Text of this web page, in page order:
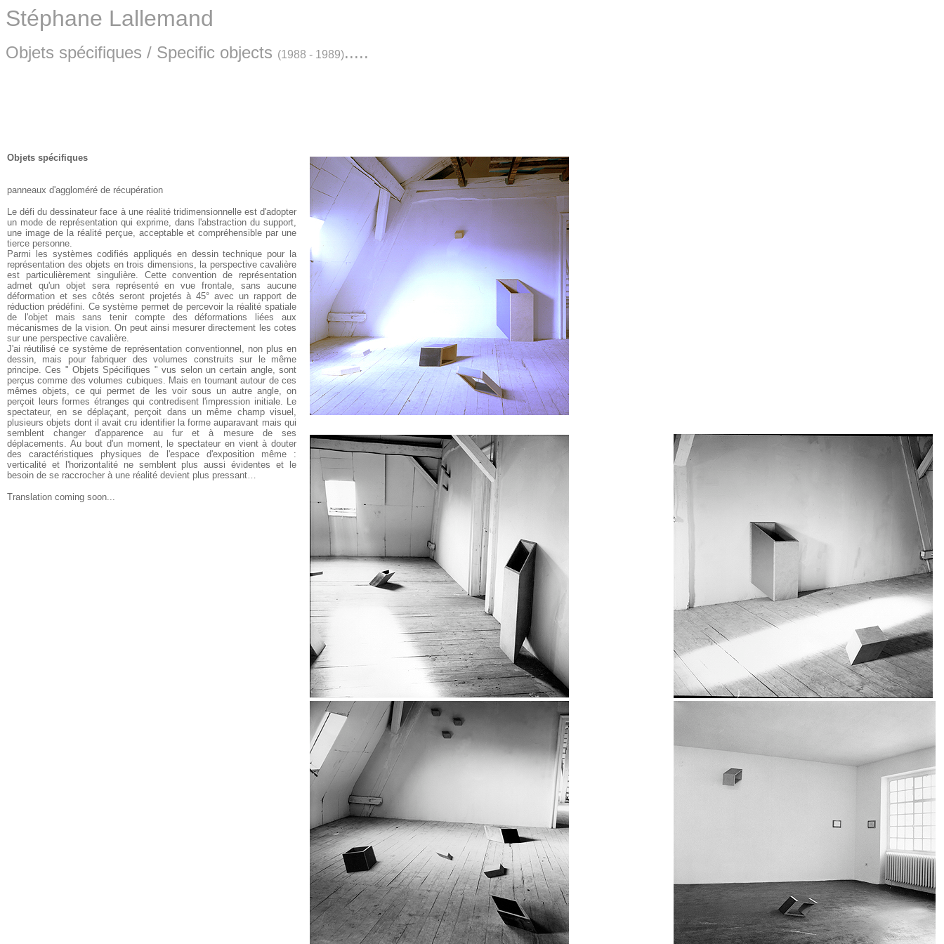
Objets spécifiques
panneaux d'aggloméré de récupération
Le défi du dessinateur face à une réalité tridimensionnelle est d'adopter
un mode de représentation qui exprime, dans l'abstraction du support,
une image de la réalité perçue, acceptable et compréhensible par une
tierce personne.
Parmi les systèmes codifiés appliqués en dessin technique pour la
représentation des objets en trois dimensions, la perspective cavalière
est particulièrement singulière. Cette convention de représentation
admet qu'un objet sera représenté en vue frontale, sans aucune
déformation et ses côtés seront projetés à 45° avec un rapport de
réduction prédéfini. Ce système permet de percevoir la réalité spatiale
de l'objet mais sans tenir compte des déformations liées aux
mécanismes de la vision. On peut ainsi mesurer directement les cotes
sur une perspective cavalière.
J'ai réutilisé ce système de représentation conventionnel, non plus en
dessin, mais pour fabriquer des volumes construits sur le même
principe. Ces " Objets Spécifiques " vus selon un certain angle, sont
perçus comme des volumes cubiques. Mais en tournant autour de ces
mêmes objets, ce qui permet de les voir sous un autre angle, on
perçoit leurs formes étranges qui contredisent l'impression initiale. Le
spectateur, en se déplaçant, perçoit dans un même champ visuel,
plusieurs objets dont il avait cru identifier la forme auparavant mais qui
semblent changer d'apparence au fur et à mesure de ses
déplacements. Au bout d'un moment, le spectateur en vient à douter
des caractéristiques physiques de l'espace d'exposition même :
verticalité et l'horizontalité ne semblent plus aussi évidentes et le
besoin de se raccrocher à une réalité devient plus pressant…
Translation coming soon...
Stéphane Lallemand
Objets spécifiques / Specific objects (1988 - 1989).....